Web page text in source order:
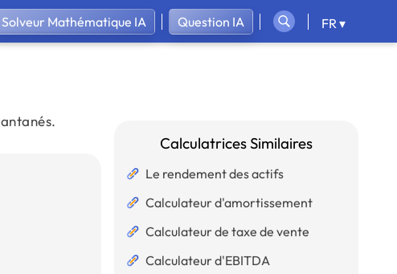
Solveur Mathématique IA Question IA FR ▾
Calculatrices Similaires
Le rendement des actifs
Calculateur d'amortissement
Calculateur de taxe de vente
Calculateur d'EBITDA